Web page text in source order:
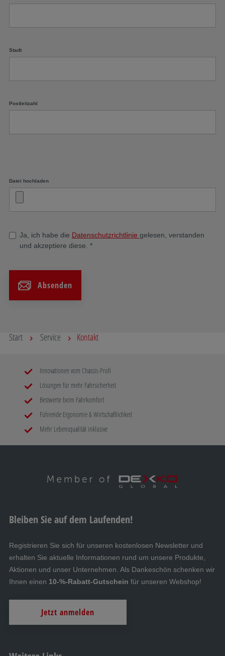
Stadt
Postleitzahl
Datei hochladen
Ja, ich habe die Datenschutzrichtlinie gelesen, verstanden
und akzeptiere diese. *
Absenden
Start Service Kontakt
Innovationen vom Chassis-Profi
Lösungen für mehr Fahrsicherheit
Bestwerte beim Fahrkomfort
Führende Ergonomie & Wirtschaftlichkeit
Mehr Lebensqualität inklusive
Bleiben Sie auf dem Laufenden!
Registrieren Sie sich für unseren kostenlosen Newsletter und
erhalten Sie aktuelle Informationen rund um unsere Produkte,
Aktionen und unser Unternehmen. Als Dankeschön schenken wir
Ihnen einen 10-%-Rabatt-Gutschein für unseren Webshop!
Jetzt anmelden